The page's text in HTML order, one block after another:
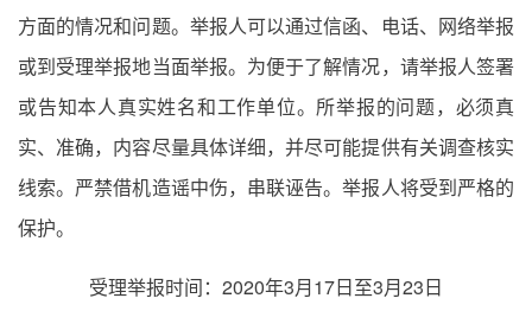
方面的情况和问题。举报人可以通过信函、电话、网络举报
或到受理举报地当面举报。为便于了解情况，请举报人签署
或告知本人真实姓名和工作单位。所举报的问题，必须真
实、准确，内容尽量具体详细，并尽可能提供有关调查核实
线索。严禁借机造谣中伤，串联诬告。举报人将受到严格的
保护。
受理举报时间：2020年3月17日至3月23日